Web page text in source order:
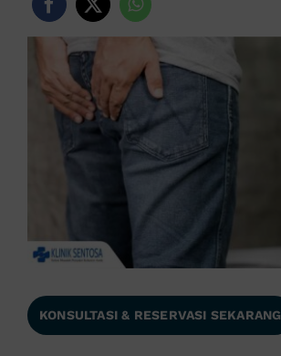
KONSULTASI & RESERVASI SEKARANG